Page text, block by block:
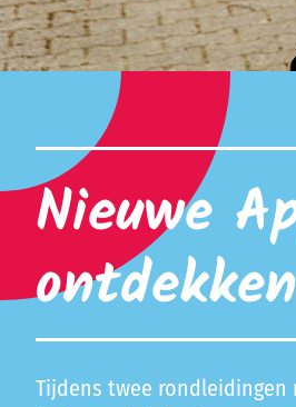
Nieuwe
Tijdens twee